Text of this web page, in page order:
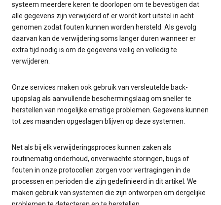
systeem meerdere keren te doorlopen om te bevestigen dat
alle gegevens zijn verwijderd of er wordt kort uitstel in acht
genomen zodat fouten kunnen worden hersteld. Als gevolg
daarvan kan de verwijdering soms langer duren wanneer er
extra tijd nodig is om de gegevens veilig en volledig te
verwijderen.
Onze services maken ook gebruik van versleutelde back-
upopslag als aanvullende beschermingslaag om sneller te
herstellen van mogelijke ernstige problemen. Gegevens kunnen
tot zes maanden opgeslagen blijven op deze systemen.
Net als bij elk verwijderingsproces kunnen zaken als
routinematig onderhoud, onverwachte storingen, bugs of
fouten in onze protocollen zorgen voor vertragingen in de
processen en perioden die zijn gedefinieerd in dit artikel. We
maken gebruik van systemen die zijn ontworpen om dergelijke